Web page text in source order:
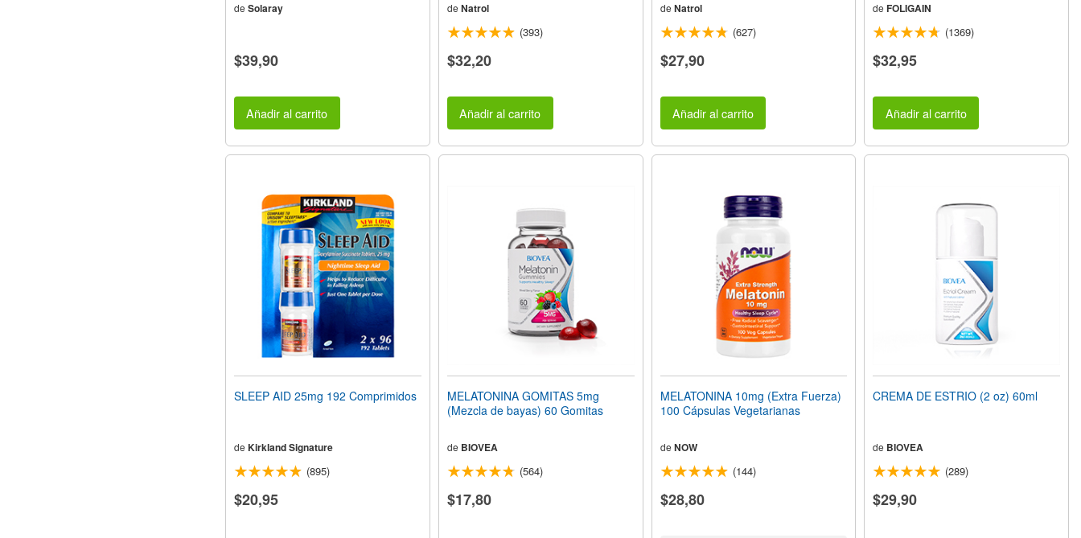
de Solaray
$39,90
Añadir al carrito
de Natrol
(393)
$32,20
Añadir al carrito
de Natrol
(627)
$27,90
Añadir al carrito
Suministro para 3 Meses
de FOLIGAIN
(1369)
$32,95
Añadir al carrito
SLEEP AID 25mg 192 Comprimidos
de Kirkland Signature
(895)
$20,95
MELATONINA GOMITAS 5mg
(Mezcla de bayas) 60 Gomitas
de BIOVEA
(564)
$17,80
MELATONINA 10mg (Extra Fuerza)
100 Cápsulas Vegetarianas
de NOW
(144)
$28,80
CREMA DE ESTRIO (2 oz) 60ml
de BIOVEA
(289)
$29,90